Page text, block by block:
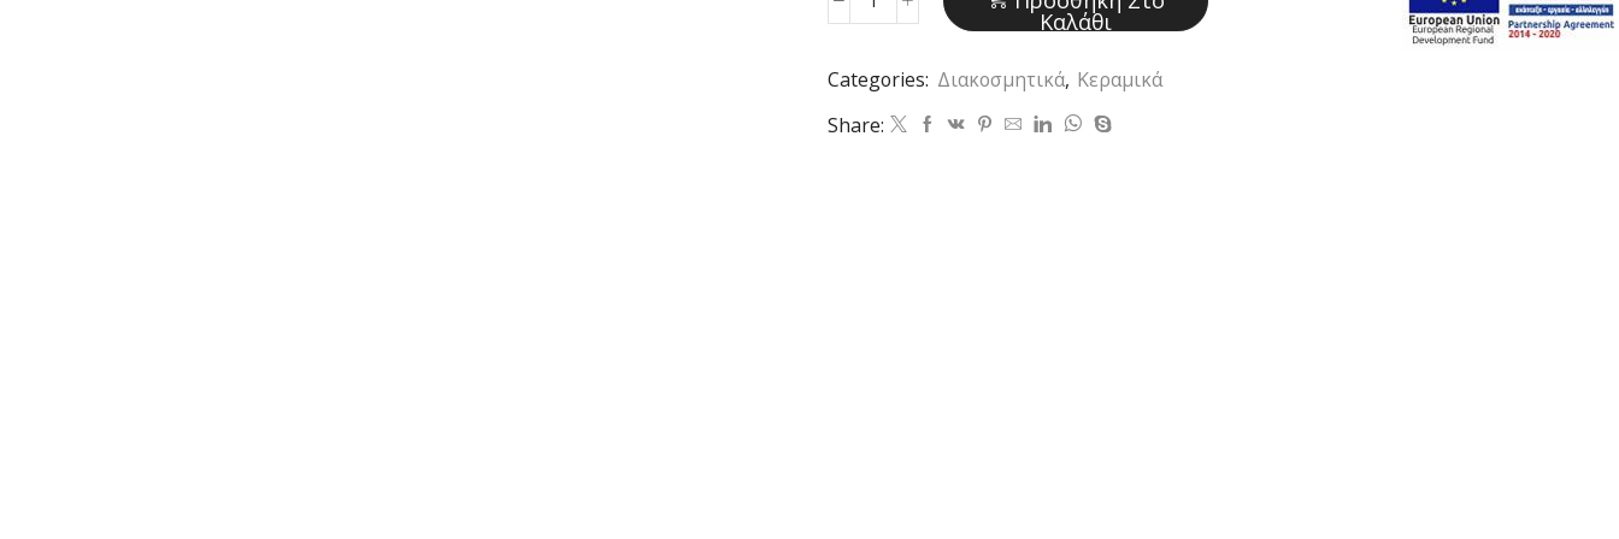
Κεραμική
(Code
K143)
Καλάθι
Categories: Διακοσμητικά, Κεραμικά
Share: